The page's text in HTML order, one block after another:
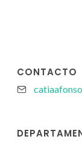
CONTACTO